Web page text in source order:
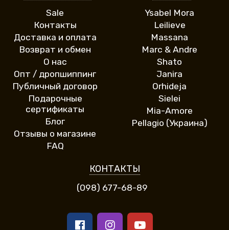
Sale
Контакты
Доставка и оплата
Возврат и обмен
О нас
Опт / дропшиппинг
Публичный договор
Подарочные
сертификаты
Блог
Отзывы о магазине
FAQ
Ysabel Mora
Leilieve
Massana
Marc & Andre
Shato
Janira
Orhideja
Sielei
Mia-Amore
Pellagio (Украина)
КОНТАКТЫ
(098) 677-68-89